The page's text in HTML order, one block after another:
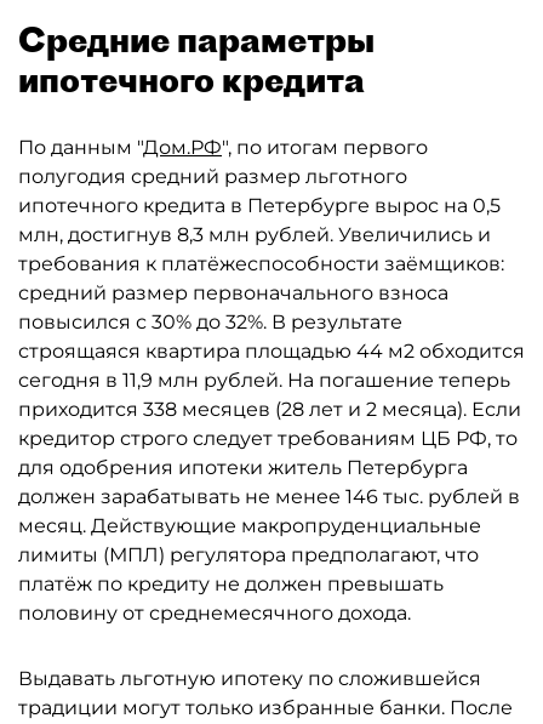
Средние параметры
ипотечного кредита
По данным "Дом.РФ", по итогам первого
полугодия средний размер льготного
ипотечного кредита в Петербурге вырос на 0,5
млн, достигнув 8,3 млн рублей. Увеличились и
требования к платёжеспособности заёмщиков:
средний размер первоначального взноса
повысился с 30% до 32%. В результате
строящаяся квартира площадью 44 м2 обходится
сегодня в 11,9 млн рублей. На погашение теперь
приходится 338 месяцев (28 лет и 2 месяца). Если
кредитор строго следует требованиям ЦБ РФ, то
для одобрения ипотеки житель Петербурга
должен зарабатывать не менее 146 тыс. рублей в
месяц. Действующие макропруденциальные
лимиты (МПЛ) регулятора предполагают, что
платёж по кредиту не должен превышать
половину от среднемесячного дохода.
Выдавать льготную ипотеку по сложившейся
традиции могут только избранные банки. После